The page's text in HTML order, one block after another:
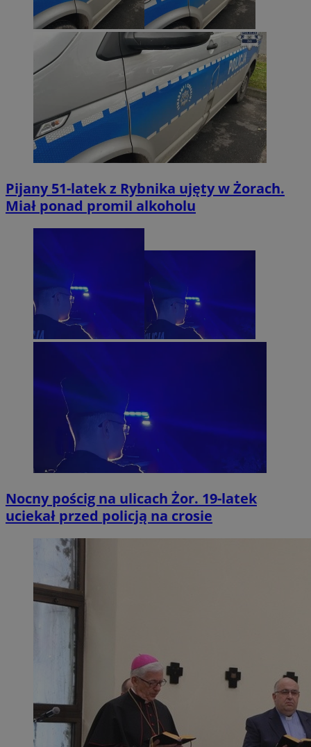
Pijany 51-latek z Rybnika ujęty w Żorach.
Miał ponad promil alkoholu
Nocny pościg na ulicach Żor. 19-latek
uciekał przed policją na crosie